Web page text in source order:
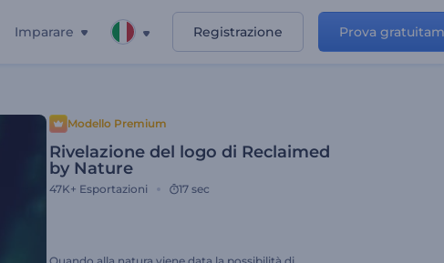
Imparare Registrazione Prova
Modello Premium
Rivelazione del logo di Reclaimed
by Nature
47K+ Esportazioni 17 sec